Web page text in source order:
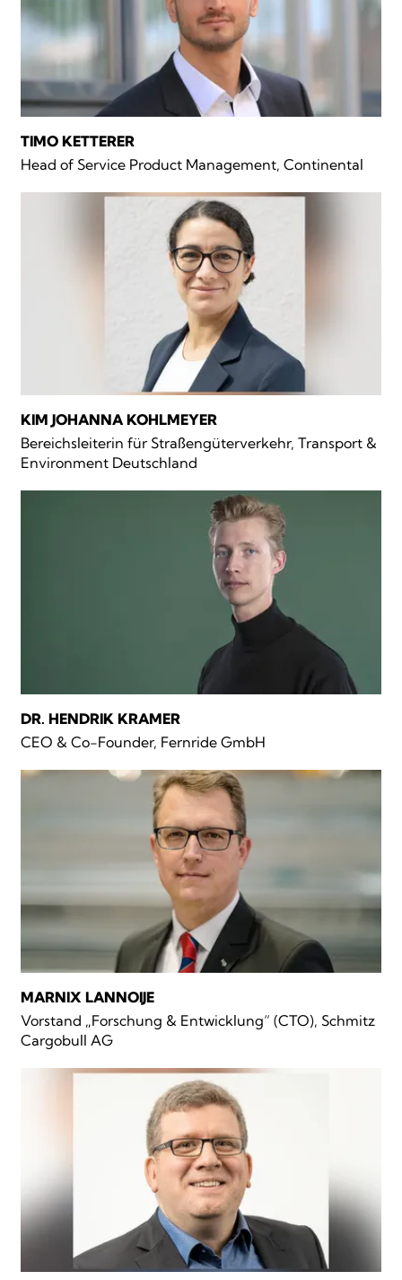
TIMO KETTERER
Head of Service Product Management, Continental
KIM JOHANNA KOHLMEYER
Bereichsleiterin für Straßengüterverkehr, Transport &
Environment Deutschland
DR. HENDRIK KRAMER
CEO & Co-Founder, Fernride GmbH
MARNIX LANNOIJE
Vorstand „Forschung & Entwicklung“ (CTO), Schmitz
Cargobull AG